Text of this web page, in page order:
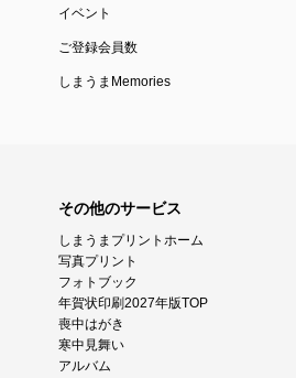
イベント
ご登録会員数
しまうまMemories
その他のサービス
しまうまプリントホーム
写真プリント
フォトブック
年賀状印刷2027年版TOP
喪中はがき
寒中見舞い
アルバム